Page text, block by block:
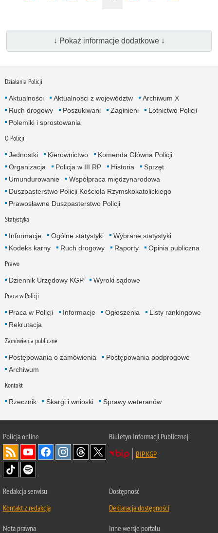
↓ Pokaż informacje dodatkowe ↓
Działania Policji
Aktualności Aktualności z województw
Archiwum X
Ruch drogowy
Poszukiwani Zaginieni
Lotnictwo Policji
Polemiki i sprostowania
O Policji
Jednostki Kierownictwo
Komenda Główna Policji
Organizacja
Policja w III RP Historia
Sprzęt
Umundurowanie
Współpraca międzynarodowa
Duszpasterstwo Policji Kościoła Rzymskokatolickiego
Prawosławne Duszpasterstwo Policji
Statystyka
Informacje Ogólne statystyki
Wybrane statystyki
Kodeks karny
Ruch drogowy Raporty Opinia publiczna
Prawo
Dziennik Urzędowy KGP Wyroki sądowe
Praca w Policji
Praca w Policji Informacje Ogłoszenia
Listy rankingowe
Rekrutacja
Zamówienia publiczne
Postępowania o zamówienia
Postępowania podprogowe
Archiwum
Kontakt
Rzecznik Skargi i wnioski Sprawy weteranów
Policjaonline
Biuletyn Informacji Publicznej
BIP KGP
Redakcja serwisu
Kontakt z redakcją
Dostępność
Deklaracja dostępności
Nota prawna Inne wersje portalu